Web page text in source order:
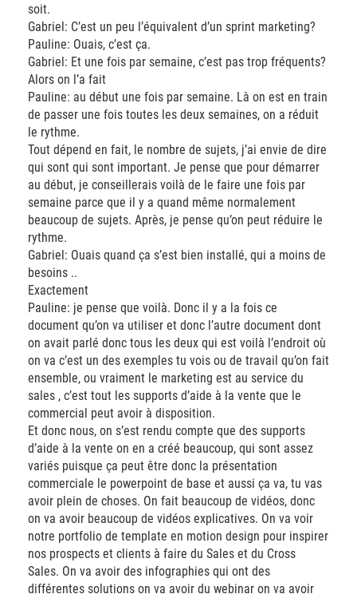
soit.
Gabriel: C’est un peu l’équivalent d’un sprint marketing?
Pauline: Ouais, c’est ça.
Gabriel: Et une fois par semaine, c’est pas trop fréquents?
Alors on l’a fait
Pauline: au début une fois par semaine. Là on est en train
de passer une fois toutes les deux semaines, on a réduit
le rythme.
Tout dépend en fait, le nombre de sujets, j’ai envie de dire
qui sont qui sont important. Je pense que pour démarrer
au début, je conseillerais voilà de le faire une fois par
semaine parce que il y a quand même normalement
beaucoup de sujets. Après, je pense qu’on peut réduire le
rythme.
Gabriel: Ouais quand ça s’est bien installé, qui a moins de
besoins ..
Exactement
Pauline: je pense que voilà. Donc il y a la fois ce
document qu’on va utiliser et donc l’autre document dont
on avait parlé donc tous les deux qui est voilà l’endroit où
on va c’est un des exemples tu vois ou de travail qu’on fait
ensemble, ou vraiment le marketing est au service du
sales , c’est tout les supports d’aide à la vente que le
commercial peut avoir à disposition.
Et donc nous, on s’est rendu compte que des supports
d’aide à la vente on en a créé beaucoup, qui sont assez
variés puisque ça peut être donc la présentation
commerciale le powerpoint de base et aussi ça va, tu vas
avoir plein de choses. On fait beaucoup de vidéos, donc
on va avoir beaucoup de vidéos explicatives. On va voir
notre portfolio de template en motion design pour inspirer
nos prospects et clients à faire du Sales et du Cross
Sales. On va avoir des infographies qui ont des
différentes solutions on va avoir du webinar on va avoir